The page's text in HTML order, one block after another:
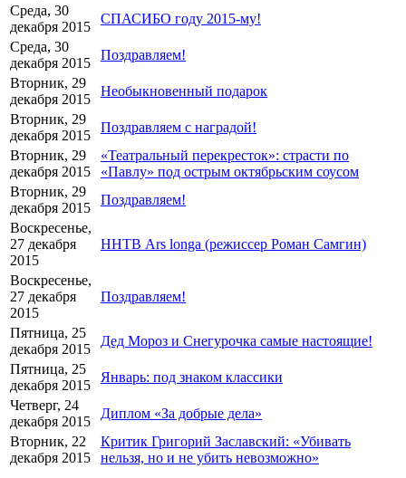
Среда, 30
декабря 2015
СПАСИБО году 2015-му!
Среда, 30
декабря 2015
Поздравляем!
Вторник, 29
декабря 2015
Необыкновенный подарок
Вторник, 29
декабря 2015
Поздравляем с наградой!
Вторник, 29
декабря 2015
«Театральный перекресток»: страсти по
«Павлу» под острым октябрьским соусом
Вторник, 29
декабря 2015
Поздравляем!
Воскресенье,
27 декабря
2015
ННТВ Ars longa (режиссер Роман Самгин)
Воскресенье,
27 декабря
2015
Поздравляем!
Пятница, 25
декабря 2015
Дед Мороз и Снегурочка самые настоящие!
Пятница, 25
декабря 2015
Январь: под знаком классики
Четверг, 24
декабря 2015
Диплом «За добрые дела»
Вторник, 22
декабря 2015
Критик Григорий Заславский: «Убивать
нельзя, но и не убить невозможно»